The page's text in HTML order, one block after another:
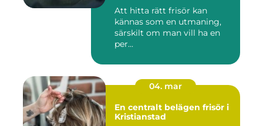
Att hitta rätt frisör kan
kännas som en utmaning,
särskilt om man vill ha en
per...
04. mar
En centralt belägen frisör i
Kristianstad